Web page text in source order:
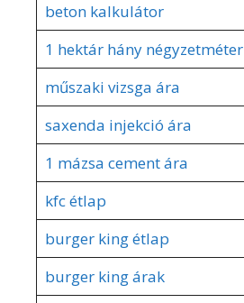
beton kalkulátor
1 hektár hány négyzetméter
műszaki vizsga ára
saxenda injekció ára
1 mázsa cement ára
kfc étlap
burger king étlap
burger king árak